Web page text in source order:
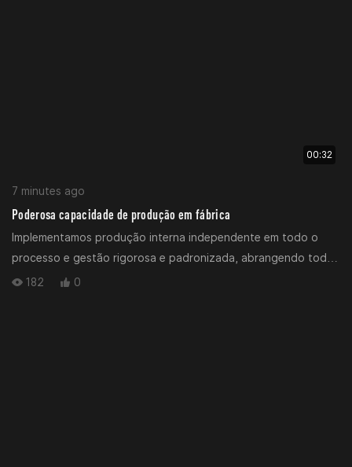
00:32
7 minutes ago
Poderosa capacidade de produção em fábrica
Implementamos produção interna independente em todo o
processo e gestão rigorosa e padronizada, abrangendo todas
as etapas principais, desde o processamento da matéria-prima
182 0